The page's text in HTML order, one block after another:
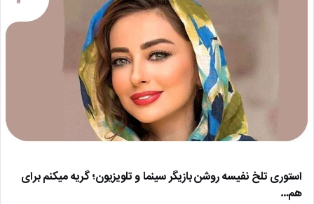
استوری تلخ نفیسه روشن بازیگر سینما و تلویزیون؛ گریه میکنم برای
هم…